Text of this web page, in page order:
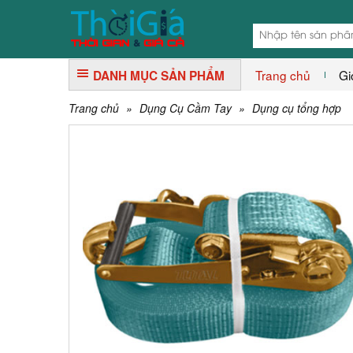
DANH MỤC SẢN PHẨM Trang chủ
Trang chủ » Dụng Cụ Cầm Tay » Dụng cụ tổng hợp